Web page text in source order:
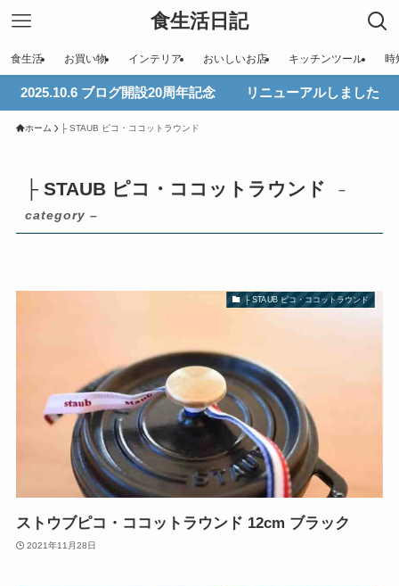
食生活日記
食生活 お買い物 インテリア おいしいお店 キッチンツール 時
2025.10.6 ブログ開設20周年記念 リニューアルしました
ホーム ├ STAUB ピコ・ココットラウンド
├ STAUB ピコ・ココットラウンド
–
category –
├ STAUB ピコ・ココットラウンド
ストウブピコ・ココットラウンド 12cm ブラック
2021年11月28日